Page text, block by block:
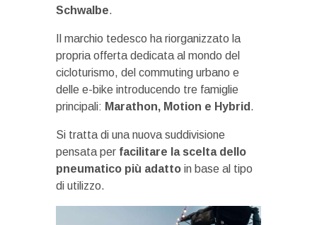
Schwalbe.
Il marchio tedesco ha riorganizzato la
propria offerta dedicata al mondo del
cicloturismo, del commuting urbano e
delle e-bike introducendo tre famiglie
principali: Marathon, Motion e Hybrid .
Si tratta di una nuova suddivisione
pensata per facilitare la scelta dello
pneumatico più adatto in base al tipo
di utilizzo.